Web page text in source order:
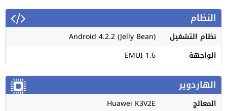
النظام
نظام التشغيل
Android 4.2.2 (Jelly Bean)
الواجهة
EMUI 1.6
الهاردوير
المعالج
Huawei K3V2E